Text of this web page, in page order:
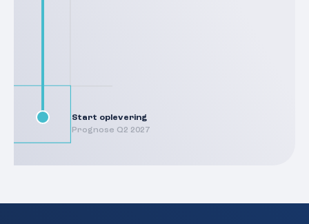
Start oplevering
Prognose Q2 2027